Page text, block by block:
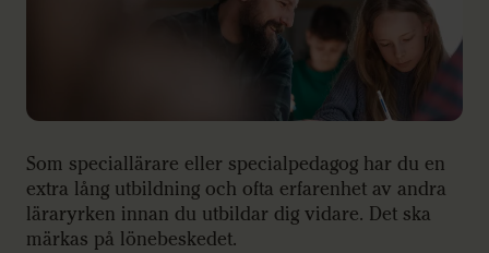
Som speciallärare eller specialpedagog har du en
extra lång utbildning och ofta erfarenhet av andra
läraryrken innan du utbildar dig vidare. Det ska
märkas på lönebeskedet.